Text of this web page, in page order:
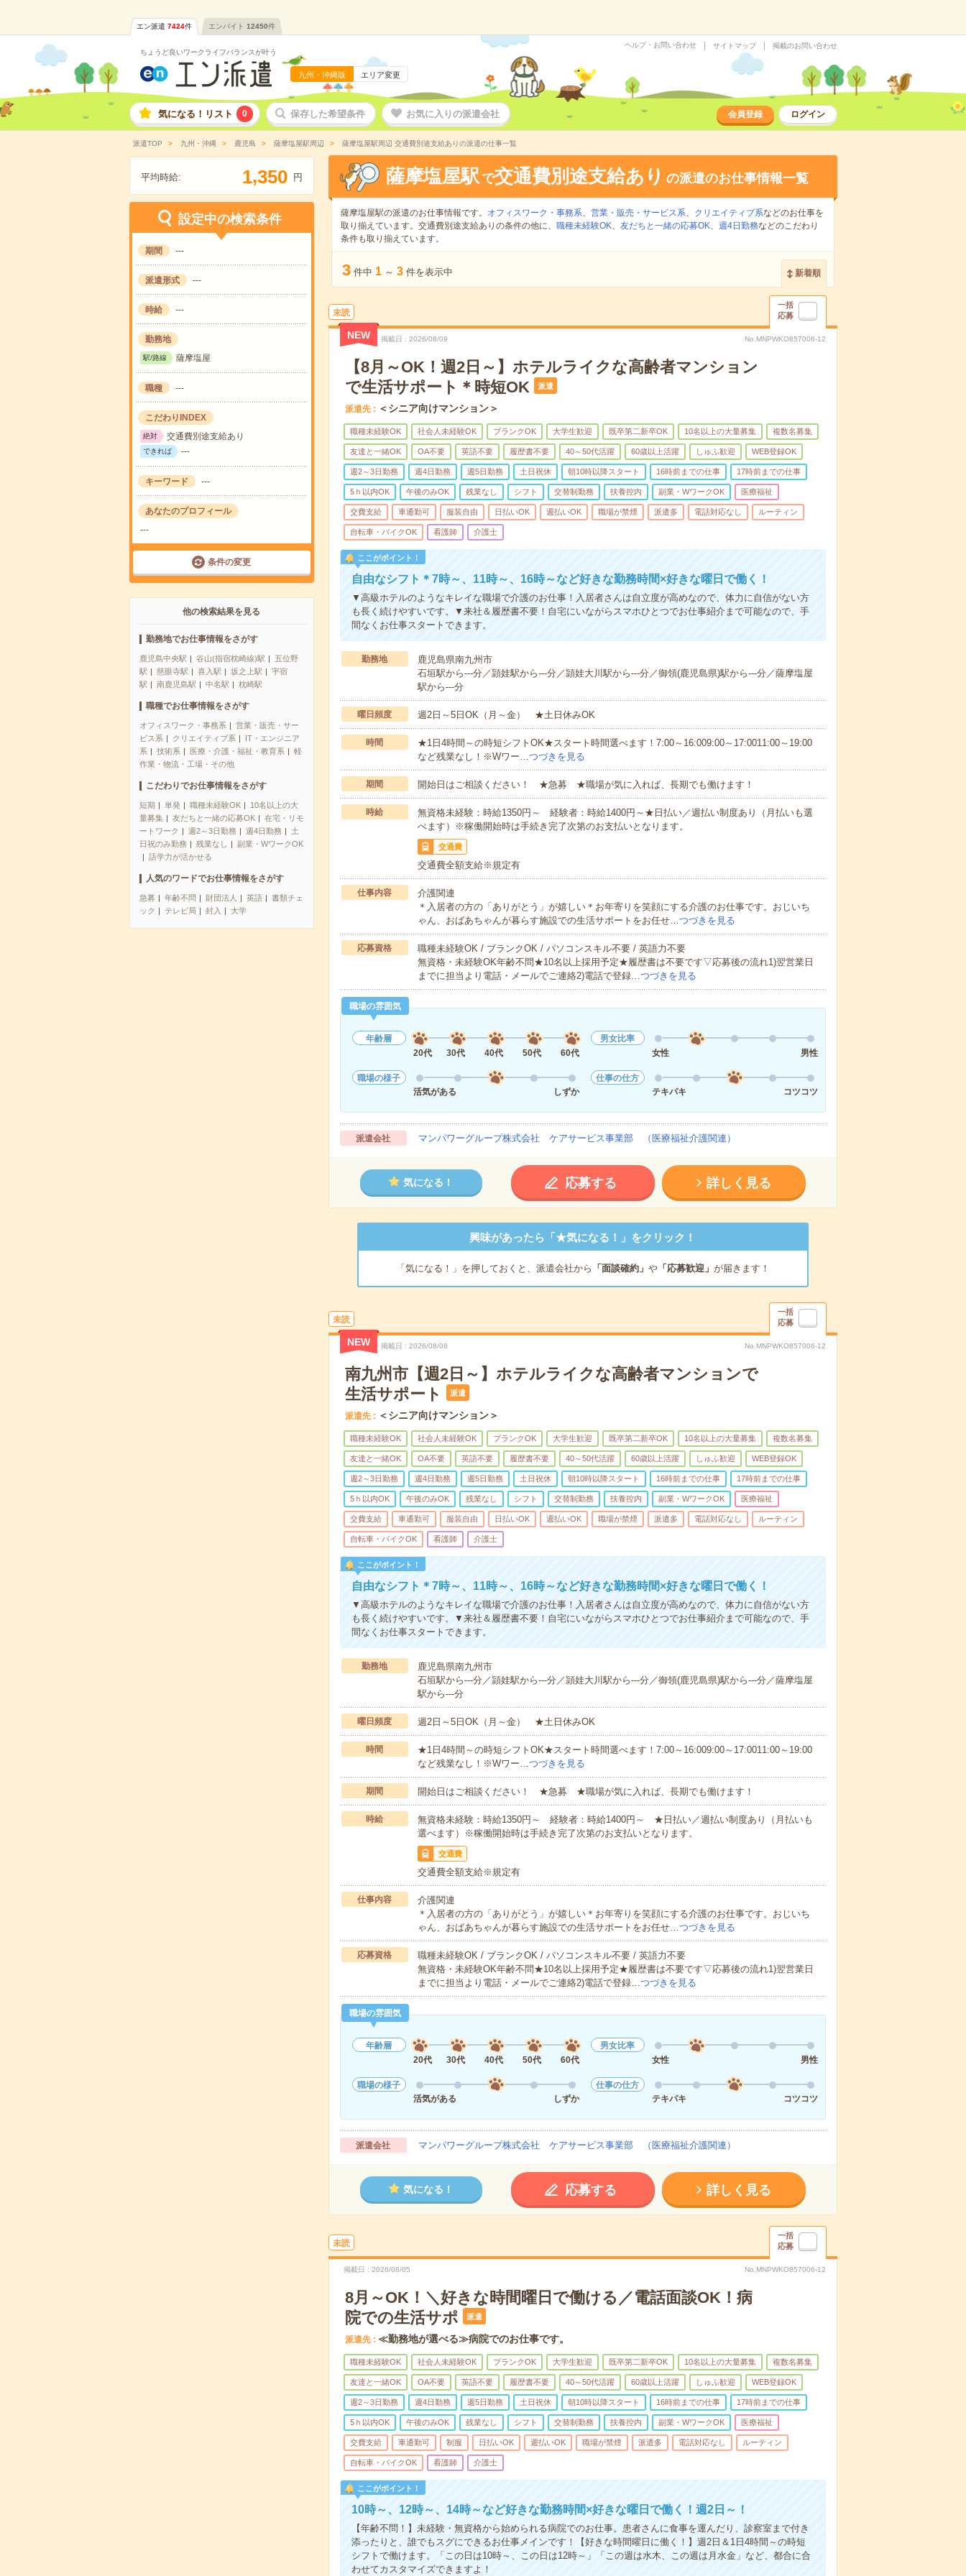
エン派遣 7424件 エンバイト 12450件
ちょうど良いワークライフバランスが叶う
九州・沖縄版 エリア変更
ヘルプ・お問い合わせ サイトマップ 掲載のお問い合わせ
気になる！リスト 0 保存した希望条件 お気に入りの派遣会社 会員登録 ログイン
派遣TOP 九州・沖縄 鹿児島 薩摩塩屋駅周辺 薩摩塩屋駅周辺 交通費別途支給ありの派遣の仕事一覧
平均時給: 1,350 円
設定中の検索条件
期間 ---
派遣形式 ---
時給 ---
勤務地
駅/路線 薩摩塩屋
職種 ---
こだわりINDEX
絶対 交通費別途支給あり
できれば ---
キーワード ---
あなたのプロフィール
---
条件の変更
他の検索結果を見る
勤務地でお仕事情報をさがす
鹿児島中央駅 谷山(指宿枕崎線)駅
五位野
駅
慈眼寺駅 喜入駅 坂之上駅
宇宿
駅
南鹿児島駅 中名駅 枕崎駅
職種でお仕事情報をさがす
オフィスワーク・事務系
営業・販売・サー
ビス系
クリエイティブ系
IT・エンジニア
系
技術系 医療・介護・福祉・教育系
軽
作業・物流・工場・その他
こだわりでお仕事情報をさがす
短期 単発 職種未経験OK
10名以上の大
量募集
友だちと一緒の応募OK
在宅・リモ
ートワーク
週2～3日勤務 週4日勤務
土
日祝のみ勤務
残業なし
副業・WワークOK
語学力が活かせる
人気のワードでお仕事情報をさがす
急募 年齢不問 財団法人 英語
書類チェ
ック
テレビ局 封入 大学
薩摩塩屋駅 で交通費別途支給あり の派遣のお仕事情報一覧
薩摩塩屋駅の派遣のお仕事情報です。 オフィスワーク・事務系、 営業・販売・サービス系、 クリエイティブ系などのお仕事を
取り揃えています。交通費別途支給ありの条件の他に、 職種未経験OK、 友だちと一緒の応募OK、 週4日勤務などのこだわり
条件も取り揃えています。
3 件中 1 ～ 3 件を表示中 新着順
未読
一括
応募
NEW 掲載日 2026/08/09 No.MNPWKO857006-12
【8月～OK！週2日～】ホテルライクな高齢者マンション
で生活サポート＊時短OK
派遣
派遣先 ＜シニア向けマンション＞
職種未経験OK 社会人未経験OK ブランクOK 大学生歓迎 既卒第二新卒OK 10名以上の大量募集 複数名募集
友達と一緒OK OA不要 英語不要 履歴書不要 40～50代活躍 60歳以上活躍 しゅふ歓迎 WEB登録OK
週2～3日勤務 週4日勤務 週5日勤務 土日祝休 朝10時以降スタート 16時前までの仕事 17時前までの仕事
5ｈ以内OK 午後のみOK 残業なし シフト 交替制勤務 扶養控内 副業・WワークOK 医療福祉
交費支給 車通勤可 服装自由 日払いOK 週払いOK 職場が禁煙 派遣多 電話対応なし ルーティン
自転車・バイクOK 看護師 介護士
ここがポイント！
自由なシフト＊7時～、11時～、16時～など好きな勤務時間×好きな曜日で働く！
▼高級ホテルのようなキレイな職場で介護のお仕事！入居者さんは自立度が高めなので、体力に自信がない方
も長く続けやすいです。▼来社＆履歴書不要！自宅にいながらスマホひとつでお仕事紹介まで可能なので、手
間なくお仕事スタートできます。
勤務地
鹿児島県南九州市
石垣駅から---分／頴娃駅から---分／頴娃大川駅から---分／御領(鹿児島県)駅から---分／薩摩塩屋
駅から---分
曜日頻度 週2日～5日OK（月～金） ★土日休みOK
時間
★1日4時間～の時短シフトOK★スタート時間選べます！7:00～16:009:00～17:0011:00～19:00
など残業なし！※Wワー…つづきを見る
期間 開始日はご相談ください！ ★急募 ★職場が気に入れば、長期でも働けます！
時給
無資格未経験：時給1350円～ 経験者：時給1400円～★日払い／週払い制度あり（月払いも選
べます）※稼働開始時は手続き完了次第のお支払いとなります。
交通費
交通費全額支給※規定有
仕事内容
介護関連
＊入居者の方の「ありがとう」が嬉しい＊お年寄りを笑顔にする介護のお仕事です。おじいち
ゃん、おばあちゃんが暮らす施設での生活サポートをお任せ…つづきを見る
応募資格
職種未経験OK / ブランクOK / パソコンスキル不要 / 英語力不要
無資格・未経験OK年齢不問★10名以上採用予定★履歴書は不要です▽応募後の流れ1)翌営業日
までに担当より電話・メールでご連絡2)電話で登録…つづきを見る
職場の雰囲気
年齢層
20代
30代 40代 50代 60代
男女比率
女性
男性
職場の様子
活気がある
しずか
仕事の仕方
テキパキ
コツコツ
派遣会社 マンパワーグループ株式会社 ケアサービス事業部 （医療福祉介護関連）
気になる！ 応募する 詳しく見る
興味があったら「★気になる！」をクリック！
「気になる！」を押しておくと、派遣会社から 「面談確約」 や「応募歓迎」 が届きます！
未読
一括
応募
NEW 掲載日 2026/08/08 No.MNPWKO857006-12
南九州市【週2日～】ホテルライクな高齢者マンションで
生活サポート
派遣
派遣先 ＜シニア向けマンション＞
職種未経験OK 社会人未経験OK ブランクOK 大学生歓迎 既卒第二新卒OK 10名以上の大量募集 複数名募集
友達と一緒OK OA不要 英語不要 履歴書不要 40～50代活躍 60歳以上活躍 しゅふ歓迎 WEB登録OK
週2～3日勤務 週4日勤務 週5日勤務 土日祝休 朝10時以降スタート 16時前までの仕事 17時前までの仕事
5ｈ以内OK 午後のみOK 残業なし シフト 交替制勤務 扶養控内 副業・WワークOK 医療福祉
交費支給 車通勤可 服装自由 日払いOK 週払いOK 職場が禁煙 派遣多 電話対応なし ルーティン
自転車・バイクOK 看護師 介護士
ここがポイント！
自由なシフト＊7時～、11時～、16時～など好きな勤務時間×好きな曜日で働く！
▼高級ホテルのようなキレイな職場で介護のお仕事！入居者さんは自立度が高めなので、体力に自信がない方
も長く続けやすいです。▼来社＆履歴書不要！自宅にいながらスマホひとつでお仕事紹介まで可能なので、手
間なくお仕事スタートできます。
勤務地
鹿児島県南九州市
石垣駅から---分／頴娃駅から---分／頴娃大川駅から---分／御領(鹿児島県)駅から---分／薩摩塩屋
駅から---分
曜日頻度 週2日～5日OK（月～金） ★土日休みOK
時間
★1日4時間～の時短シフトOK★スタート時間選べます！7:00～16:009:00～17:0011:00～19:00
など残業なし！※Wワー…つづきを見る
期間 開始日はご相談ください！ ★急募 ★職場が気に入れば、長期でも働けます！
時給
無資格未経験：時給1350円～ 経験者：時給1400円～ ★日払い／週払い制度あり（月払いも
選べます）※稼働開始時は手続き完了次第のお支払いとなります。
交通費
交通費全額支給※規定有
仕事内容
介護関連
＊入居者の方の「ありがとう」が嬉しい＊お年寄りを笑顔にする介護のお仕事です。おじいち
ゃん、おばあちゃんが暮らす施設での生活サポートをお任せ…つづきを見る
応募資格
職種未経験OK / ブランクOK / パソコンスキル不要 / 英語力不要
無資格・未経験OK年齢不問★10名以上採用予定★履歴書は不要です▽応募後の流れ1)翌営業日
までに担当より電話・メールでご連絡2)電話で登録…つづきを見る
職場の雰囲気
年齢層
20代
30代 40代 50代 60代
男女比率
女性
男性
職場の様子
活気がある
しずか
仕事の仕方
テキパキ
コツコツ
派遣会社 マンパワーグループ株式会社 ケアサービス事業部 （医療福祉介護関連）
気になる！ 応募する 詳しく見る
未読
一括
応募
掲載日 2026/08/05 No.MNPWKO857006-12
8月～OK！＼好きな時間曜日で働ける／電話面談OK！病
院での生活サポ
派遣
派遣先 ≪勤務地が選べる≫病院でのお仕事です。
職種未経験OK 社会人未経験OK ブランクOK 大学生歓迎 既卒第二新卒OK 10名以上の大量募集 複数名募集
友達と一緒OK OA不要 英語不要 履歴書不要 40～50代活躍 60歳以上活躍 しゅふ歓迎 WEB登録OK
週2～3日勤務 週4日勤務 週5日勤務 土日祝休 朝10時以降スタート 16時前までの仕事 17時前までの仕事
5ｈ以内OK 午後のみOK 残業なし シフト 交替制勤務 扶養控内 副業・WワークOK 医療福祉
交費支給 車通勤可 制服 日払いOK 週払いOK 職場が禁煙 派遣多 電話対応なし ルーティン
自転車・バイクOK 看護師 介護士
ここがポイント！
10時～、12時～、14時～など好きな勤務時間×好きな曜日で働く！週2日～！
【年齢不問！】未経験・無資格から始められる病院でのお仕事。患者さんに食事を運んだり、診察室まで付き
添ったりと、誰でもスグにできるお仕事メインです！【好きな時間曜日に働く！】週2日＆1日4時間～の時短
シフトで働けます。「この日は10時～、この日は12時～」「この週は水木、この週は月水金」など、都合に合
わせてカスタマイズできますよ！